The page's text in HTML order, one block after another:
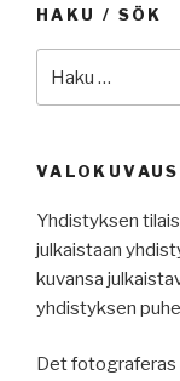
HAKU / SÖK
Yhdistyksen
julkaistaan
kuvansa
yhdistyksen
Det fotograferas